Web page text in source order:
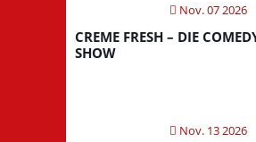
Nov. 07 2026
CREME FRESH – DIE
SHOW
Nov. 13 2026